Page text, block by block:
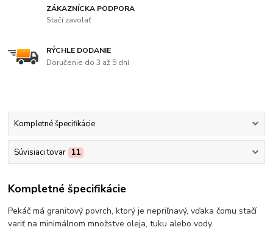
ZÁKAZNÍCKA PODPORA
Stačí zavolať
RÝCHLE DODANIE
Doručenie do 3 až 5 dní
Kompletné špecifikácie
Súvisiaci tovar 11
Kompletné špecifikácie
Pekáč má granitový povrch, ktorý je nepriľnavý, vďaka čomu stačí
variť na minimálnom množstve oleja, tuku alebo vody.